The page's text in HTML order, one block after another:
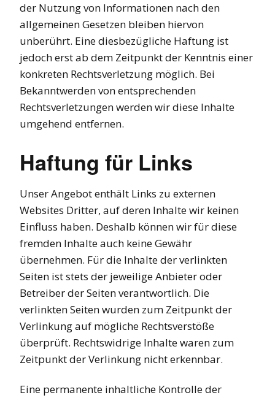
der Nutzung von Informationen nach den
allgemeinen Gesetzen bleiben hiervon
unberührt. Eine diesbezügliche Haftung ist
jedoch erst ab dem Zeitpunkt der Kenntnis einer
konkreten Rechtsverletzung möglich. Bei
Bekanntwerden von entsprechenden
Rechtsverletzungen werden wir diese Inhalte
umgehend entfernen.
Haftung für Links
Unser Angebot enthält Links zu externen
Websites Dritter, auf deren Inhalte wir keinen
Einfluss haben. Deshalb können wir für diese
fremden Inhalte auch keine Gewähr
übernehmen. Für die Inhalte der verlinkten
Seiten ist stets der jeweilige Anbieter oder
Betreiber der Seiten verantwortlich. Die
verlinkten Seiten wurden zum Zeitpunkt der
Verlinkung auf mögliche Rechtsverstöße
überprüft. Rechtswidrige Inhalte waren zum
Zeitpunkt der Verlinkung nicht erkennbar.
Eine permanente inhaltliche Kontrolle der